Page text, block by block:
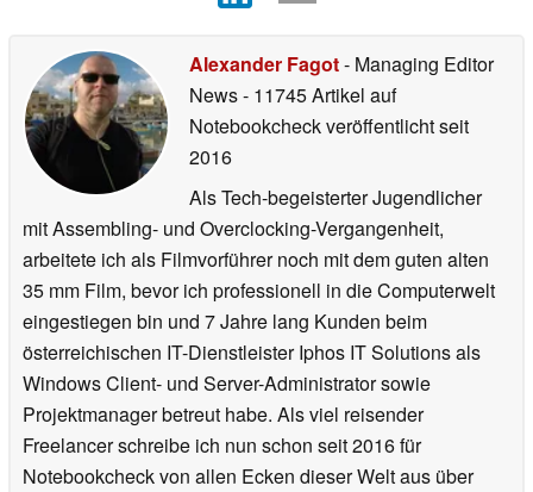
Alexander Fagot- Managing Editor
News- 11745 Artikel auf
Notebookcheck veröffentlichtseit
2016
Als Tech-begeisterter Jugendlicher
mit Assembling- und Overclocking-Vergangenheit,
arbeitete ich als Filmvorführer noch mit dem guten alten
35 mm Film, bevor ich professionell in die Computerwelt
eingestiegen bin und 7 Jahre lang Kunden beim
österreichischen IT-Dienstleister Iphos IT Solutions als
Windows Client- und Server-Administrator sowie
Projektmanager betreut habe. Als viel reisender
Freelancer schreibe ich nun schon seit 2016 für
Notebookcheck von allen Ecken dieser Welt aus über